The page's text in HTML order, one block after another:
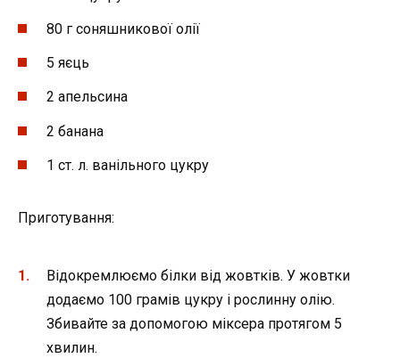
80 г соняшникової олії
5 яєць
2 апельсина
2 банана
1 ст. л. ванільного цукру
Приготування:
Відокремлюємо білки від жовтків. У жовтки
додаємо 100 грамів цукру і рослинну олію.
Збивайте за допомогою міксера протягом 5
хвилин.